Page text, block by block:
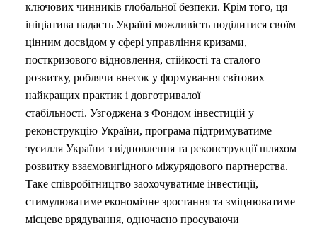
ключових чинників глобальної безпеки. Крім того, ця
ініціатива надасть Україні можливість поділитися своїм
цінним досвідом у сфері управління кризами,
посткризового відновлення, стійкості та сталого
розвитку, роблячи внесок у формування світових
найкращих практик і довготривалої
стабільності. Узгоджена з Фондом інвестицій у
реконструкцію України, програма підтримуватиме
зусилля України з відновлення та реконструкції шляхом
розвитку взаємовигідного міжурядового партнерства.
Таке співробітництво заохочуватиме інвестиції,
стимулюватиме економічне зростання та зміцнюватиме
місцеве врядування, одночасно просуваючи